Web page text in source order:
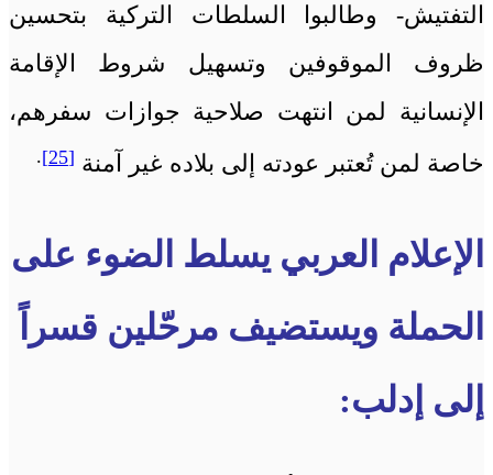
التفتيش- وطالبوا السلطات التركية بتحسين
ظروف الموقوفين وتسهيل شروط الإقامة
الإنسانية لمن انتهت صلاحية جوازات سفرهم،
خاصة لمن تُعتبر عودته إلى بلاده غير آمنة [25]
.
الإعلام العربي يسلط الضوء على
الحملة ويستضيف مرحّلين قسراً
إلى إدلب: